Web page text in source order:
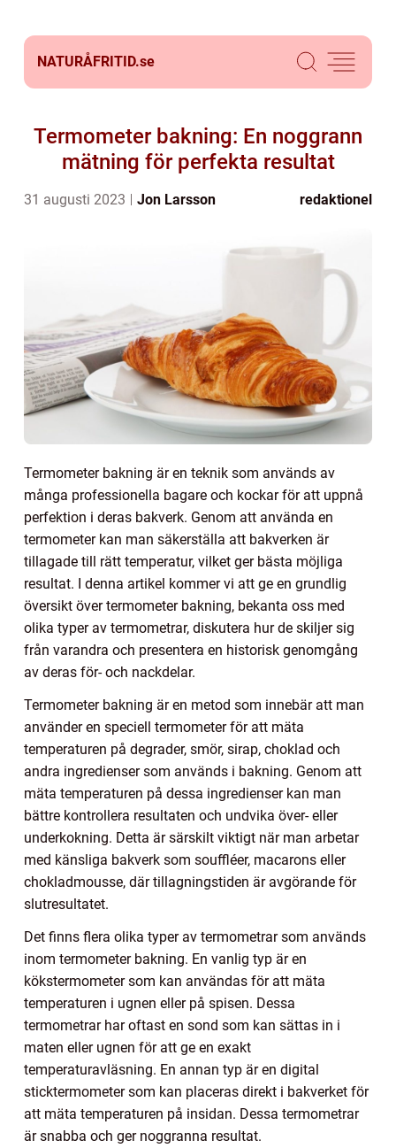
NATURÅFRITID.se
Termometer bakning: En noggrann
mätning för perfekta resultat
31 augusti 2023 Jon Larsson redaktionel
Termometer bakning är en teknik som används av
många professionella bagare och kockar för att uppnå
perfektion i deras bakverk. Genom att använda en
termometer kan man säkerställa att bakverken är
tillagade till rätt temperatur, vilket ger bästa möjliga
resultat. I denna artikel kommer vi att ge en grundlig
översikt över termometer bakning, bekanta oss med
olika typer av termometrar, diskutera hur de skiljer sig
från varandra och presentera en historisk genomgång
av deras för- och nackdelar.
Termometer bakning är en metod som innebär att man
använder en speciell termometer för att mäta
temperaturen på degrader, smör, sirap, choklad och
andra ingredienser som används i bakning. Genom att
mäta temperaturen på dessa ingredienser kan man
bättre kontrollera resultaten och undvika över- eller
underkokning. Detta är särskilt viktigt när man arbetar
med känsliga bakverk som souffléer, macarons eller
chokladmousse, där tillagningstiden är avgörande för
slutresultatet.
Det finns flera olika typer av termometrar som används
inom termometer bakning. En vanlig typ är en
kökstermometer som kan användas för att mäta
temperaturen i ugnen eller på spisen. Dessa
termometrar har oftast en sond som kan sättas in i
maten eller ugnen för att ge en exakt
temperaturavläsning. En annan typ är en digital
sticktermometer som kan placeras direkt i bakverket för
att mäta temperaturen på insidan. Dessa termometrar
är snabba och ger noggranna resultat.